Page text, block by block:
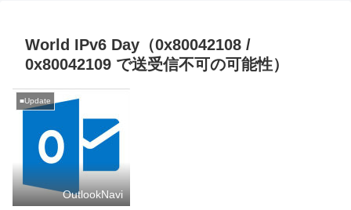
World IPv6 Day（0x80042108 /
0x80042109 で送受信不可の可能性）
■Update
OutlookNavi